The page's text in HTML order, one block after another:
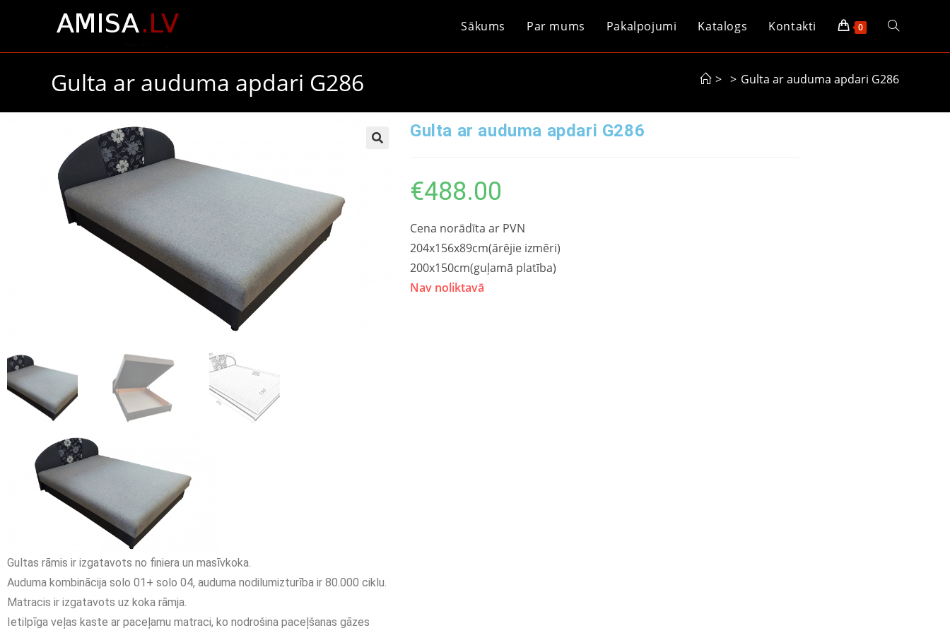
Sākums Par mums Pakalpojumi Katalogs Kontakti 0
Gulta ar auduma apdari G286 > > Gulta ar auduma apdari G286
Gultas rāmis ir izgatavots no finiera un masīvkoka.
Auduma kombinācija solo 01+ solo 04, auduma nodilumizturība ir 80.000 ciklu.
Matracis ir izgatavots uz koka rāmja.
Ietilpīga veļas kaste ar paceļamu matraci, ko nodrošina paceļšanas gāzes
Gulta ar auduma apdari G286
€488.00
Cena norādīta ar PVN
204x156x89cm(ārējie izmēri)
200x150cm(guļamā platība)
Nav noliktavā